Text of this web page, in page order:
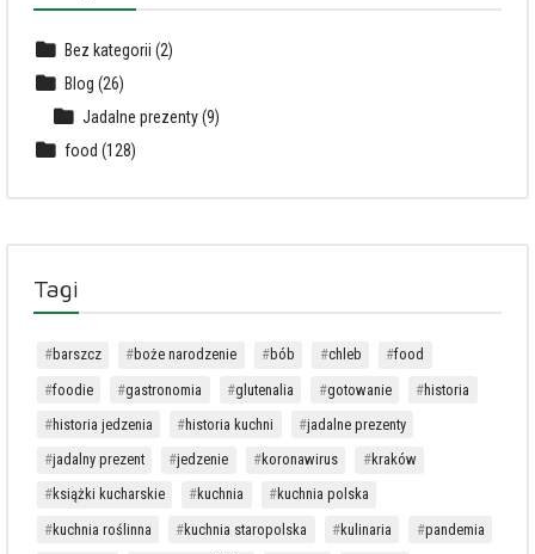
Bez kategorii (2)
Blog (26)
Jadalne prezenty(9)
food (128)
Tagi
barszcz boże narodzenie bób chleb
food
foodie
gastronomia glutenalia gotowanie
historia
historia jedzenia
historia kuchni
jadalne prezenty
jadalny prezent
jedzenie koronawirus
kraków
książki kucharskie
kuchnia
kuchnia polska
kuchnia roślinna
kuchnia staropolska kulinaria
pandemia